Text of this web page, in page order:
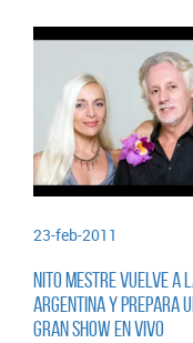
23-feb-2011
Nito Mestre vuelve a
Argentina y prepara
gran show en vivo